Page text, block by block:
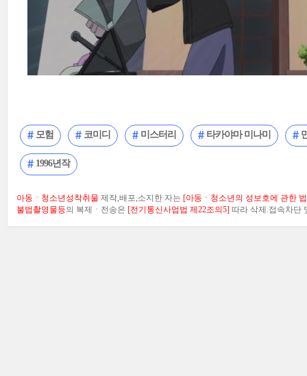
모험 코미디 미스터리 타카야마 미나미
1996년작
아동ㆍ청소년성착취물 제작,배포,소지한 자는 [아동ㆍ청소년의 성보호에 관한
불법촬영물등의 복제ㆍ전송은 [전기통신사업법 제22조의5] 따라 삭제.접속차단